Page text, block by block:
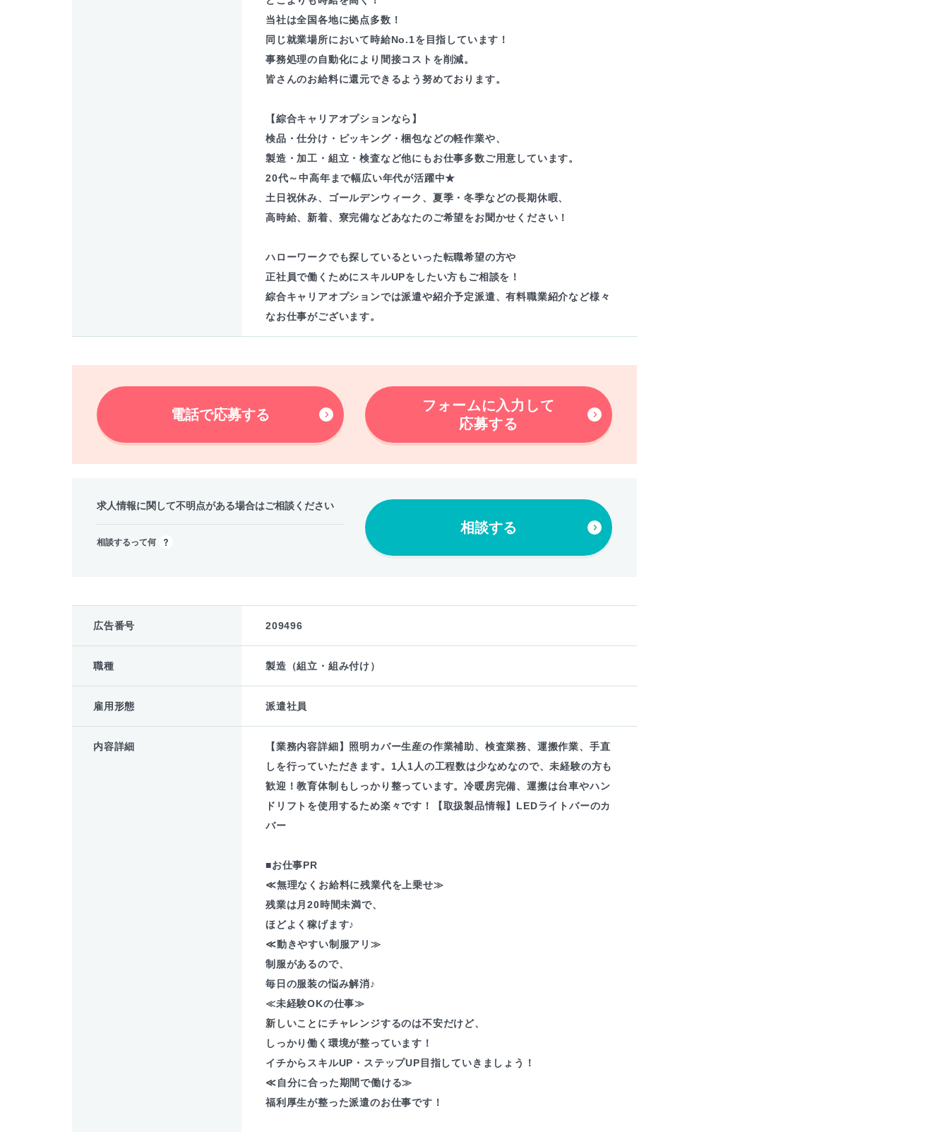
当社は全国各地に拠点多数！
同じ就業場所において時給No.1を目指しています！
事務処理の自動化により間接コストを削減。
皆さんのお給料に還元できるよう努めております。
【綜合キャリアオプションなら】
検品・仕分け・ピッキング・梱包などの軽作業や、
製造・加工・組立・検査など他にもお仕事多数ご用意しています。
20代～中高年まで幅広い年代が活躍中★
土日祝休み、ゴールデンウィーク、夏季・冬季などの長期休暇、
高時給、新着、寮完備などあなたのご希望をお聞かせください！
ハローワークでも探しているといった転職希望の方や
正社員で働くためにスキルUPをしたい方もご相談を！
綜合キャリアオプションでは派遣や紹介予定派遣、有料職業紹介など様々
なお仕事がございます。
電話で応募する
フォームに入力して
応募する
求人情報に関して不明点がある場合はご相談ください
相談する
相談するって何
広告番号 209496
職種 製造（組立・組み付け）
雇用形態 派遣社員
内容詳細
【業務内容詳細】照明カバー生産の作業補助、検査業務、運搬作業、手直
しを行っていただきます。1人1人の工程数は少なめなので、未経験の方も
歓迎！教育体制もしっかり整っています。冷暖房完備、運搬は台車やハン
ドリフトを使用するため楽々です！【取扱製品情報】LEDライトバーのカ
バー
■お仕事PR
≪無理なくお給料に残業代を上乗せ≫
残業は月20時間未満で、
ほどよく稼げます♪
≪動きやすい制服アリ≫
制服があるので、
毎日の服装の悩み解消♪
≪未経験OKの仕事≫
新しいことにチャレンジするのは不安だけど、
しっかり働く環境が整っています！
イチからスキルUP・ステップUP目指していきましょう！
≪自分に合った期間で働ける≫
福利厚生が整った派遣のお仕事です！